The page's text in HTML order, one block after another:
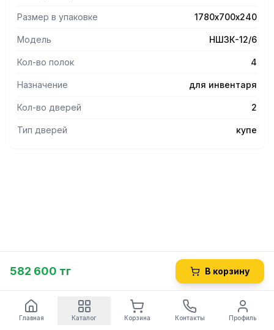
Размер в упаковке 1780х700х240
Модель НШЗК-12/6
Кол-во полок 4
Назначение для инвентаря
Кол-во дверей 2
Тип дверей купе
582 600 тг В корзину
Главная Каталог Корзина Контакты Профиль